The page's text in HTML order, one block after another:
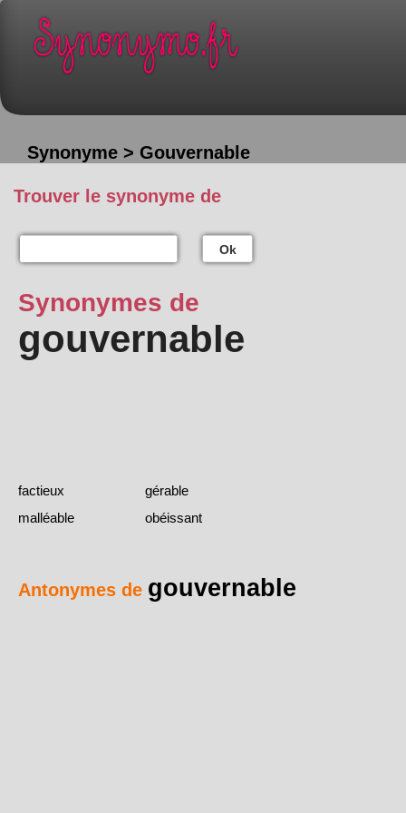
Synonyme > Gouvernable
Trouver le synonyme de
Ok
Synonymes de
gouvernable
factieux
gérable
malléable
obéissant
Antonymes de gouvernable